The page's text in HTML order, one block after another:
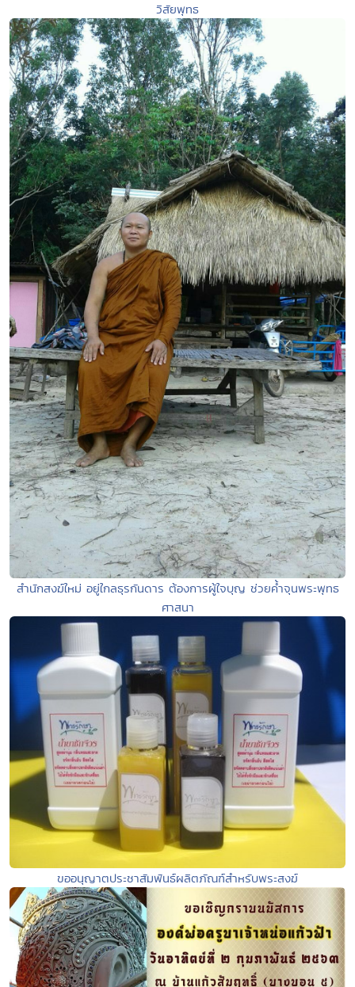
วิสัยพุทธ
สำนักสงฆ์ใหม่ อยู่ใกลธุรกันดาร ต้องการผู้ใจบุญ ช่วยค้ำจุนพระพุทธ
ศาสนา
ขออนุญาตประชาสัมพันธ์ผลิตภัณฑ์สำหรับพระสงฆ์